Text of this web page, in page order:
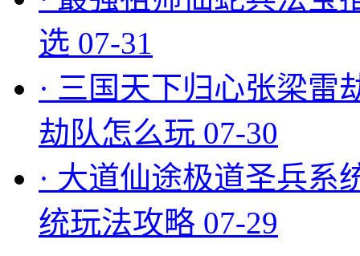
选 07-31
· 三国天下归心张梁雷
劫队怎么玩 07-30
· 大道仙途极道圣兵系
统玩法攻略 07-29